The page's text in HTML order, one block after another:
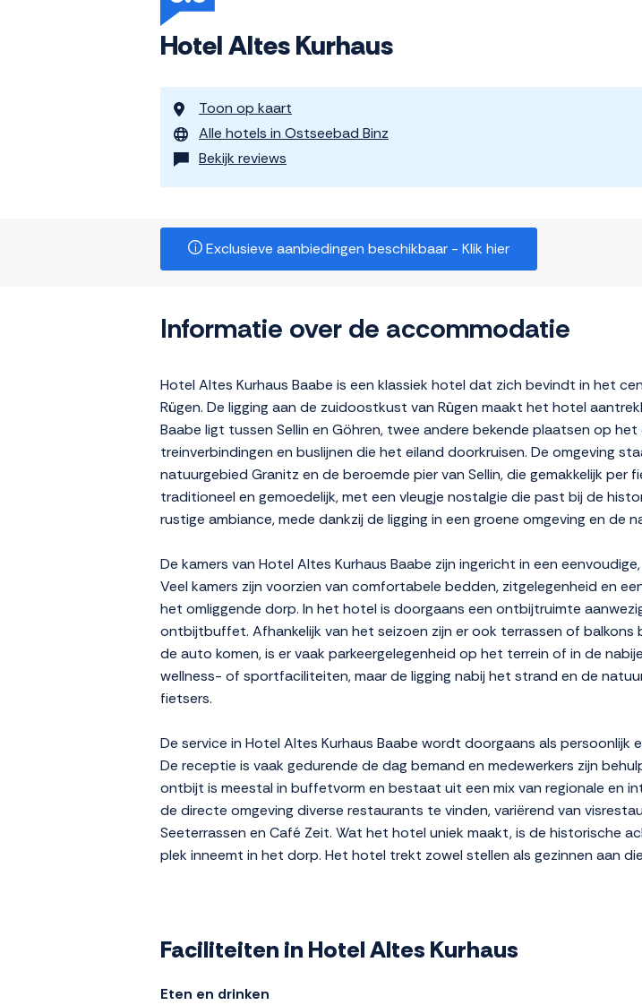
Hotel Altes Kurhaus
Toon op kaart
Alle hotels in Ostseebad Binz
Bekijk reviews
Exclusieve aanbiedingen beschikbaar - Klik hier
Informatie over de accommodatie
Hotel Altes Kurhaus Baabe is een klassiek hotel dat zich bevindt in het
Rügen. De ligging aan de zuidoostkust van Rügen maakt het hotel
Baabe ligt tussen Sellin en Göhren, twee andere bekende plaatsen op
treinverbindingen en buslijnen die het eiland doorkruisen. De omgeving
natuurgebied Granitz en de beroemde pier van Sellin, die gemakkelijk
traditioneel en gemoedelijk, met een vleugje nostalgie die past bij de
rustige ambiance, mede dankzij de ligging in een groene omgeving en de
De kamers van Hotel Altes Kurhaus Baabe zijn ingericht in een
Veel kamers zijn voorzien van comfortabele bedden, zitgelegenheid en
het omliggende dorp. In het hotel is doorgaans een ontbijtruimte
ontbijtbuffet. Afhankelijk van het seizoen zijn er ook terrassen of
de auto komen, is er vaak parkeergelegenheid op het terrein of in de
wellness- of sportfaciliteiten, maar de ligging nabij het strand en de
fietsers.
De service in Hotel Altes Kurhaus Baabe wordt doorgaans als
De receptie is vaak gedurende de dag bemand en medewerkers zijn
ontbijt is meestal in buffetvorm en bestaat uit een mix van regionale en
de directe omgeving diverse restaurants te vinden, variërend van
Seeterrassen en Café Zeit. Wat het hotel uniek maakt, is de historische
plek inneemt in het dorp. Het hotel trekt zowel stellen als gezinnen aan
Faciliteiten in Hotel Altes Kurhaus
Eten en drinken